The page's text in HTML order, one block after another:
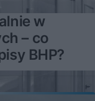
w
– co
BHP?